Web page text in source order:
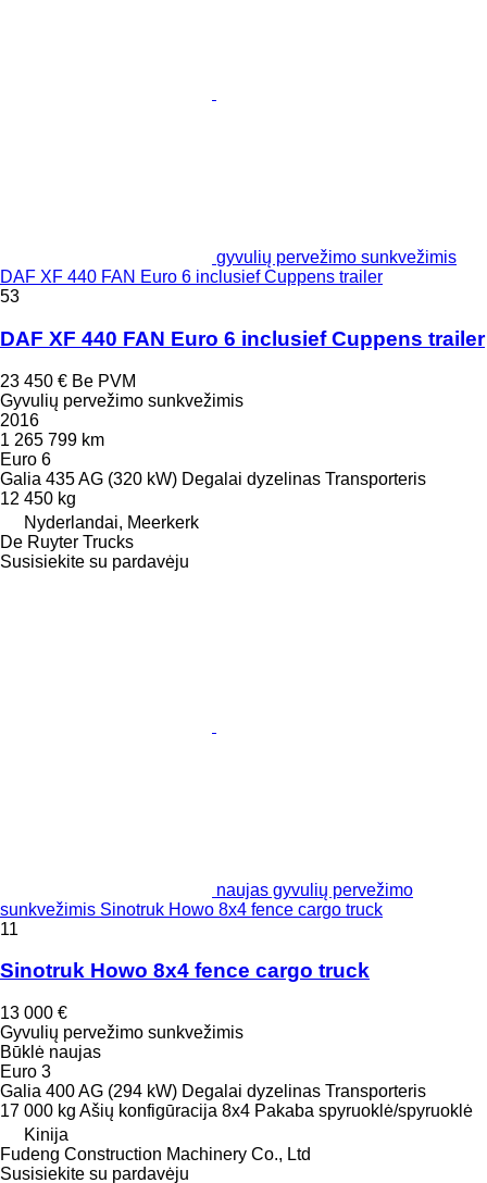
gyvulių pervežimo sunkvežimis
DAF XF 440 FAN Euro 6 inclusief Cuppens trailer
53
DAF XF 440 FAN Euro 6 inclusief Cuppens trailer
23 450 € Be PVM
Gyvulių pervežimo sunkvežimis
2016
1 265 799 km
Euro 6
Galia 435 AG (320 kW) Degalai dyzelinas Transporteris
12 450 kg
Nyderlandai, Meerkerk
De Ruyter Trucks
Susisiekite su pardavėju
naujas gyvulių pervežimo
sunkvežimis Sinotruk Howo 8x4 fence cargo truck
11
Sinotruk Howo 8x4 fence cargo truck
13 000 €
Gyvulių pervežimo sunkvežimis
Būklė naujas
Euro 3
Galia 400 AG (294 kW) Degalai dyzelinas Transporteris
17 000 kg Ašių konfigūracija 8x4 Pakaba spyruoklė/spyruoklė
Kinija
Fudeng Construction Machinery Co., Ltd
Susisiekite su pardavėju